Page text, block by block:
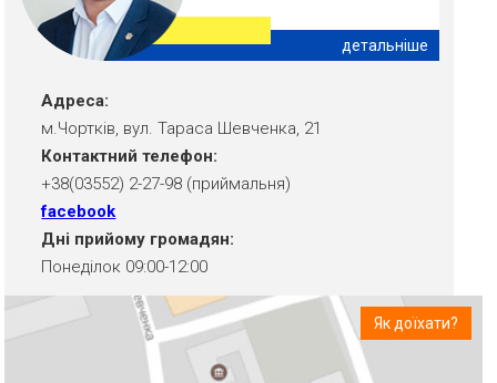
детальніше
Адреса:
м.Чортків, вул. Тараса Шевченка, 21
Контактний телефон:
+38(03552) 2-27-98 (приймальня)
facebook
Дні прийому громадян:
Понеділок 09:00-12:00
Як доїхати?